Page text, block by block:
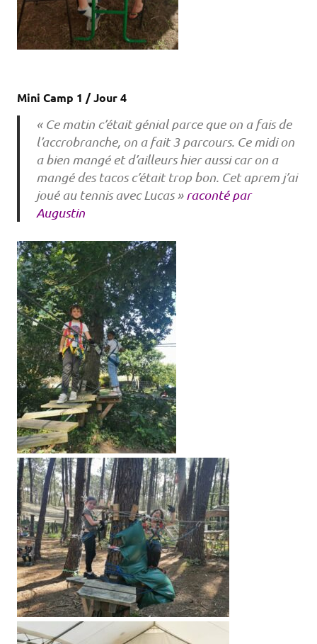
Mini Camp 1 / Jour 4
« Ce matin c’était génial parce que on a fais de
l’accrobranche, on a fait 3 parcours. Ce midi on
a bien mangé et d’ailleurs hier aussi car on a
mangé des tacos c’était trop bon. Cet aprem j’ai
joué au tennis avec Lucas »raconté par
Augustin